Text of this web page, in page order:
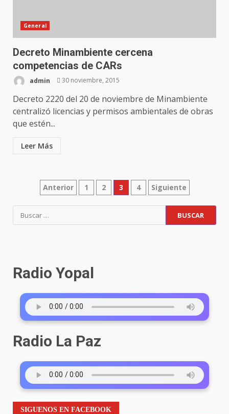
General
Decreto Minambiente cercena
competencias de CARs
admin 30 noviembre, 2015
Decreto 2220 del 20 de noviembre de Minambiente
centralizó licencias y permisos ambientales de obras
que estén...
Leer Más
Paginación
de
entradas
Anterior 1 2 3 4 Siguiente
Buscar:
Radio Yopal
Radio La Paz
SIGUENOS EN FACEBOOK